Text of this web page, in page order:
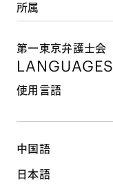
所属
第一東京弁護士会
LANGUAGES
使用言語
中国語
日本語